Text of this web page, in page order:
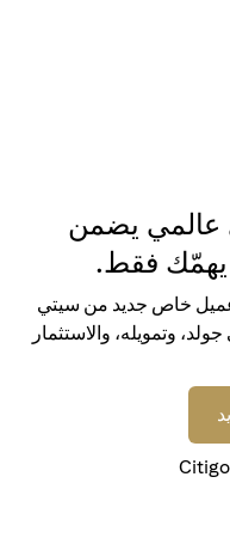
عالمي يضمن
يهمّك فقط.
خاص جديد من سيتي
وتمويله، والاستثمار